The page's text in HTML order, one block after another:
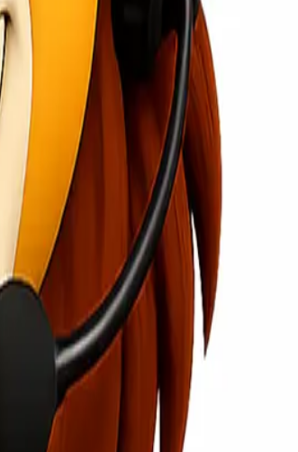
pastikan semuanya terletak dengan
operator pengiriman untuk menangani
kerusakan atau kehilangan selama
elektronik yang rentan.
pengiriman atau penyimpanan. Dengan
dalam kondisi terbaik. Jangan lupa